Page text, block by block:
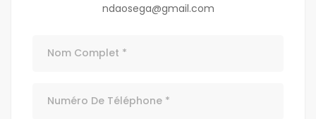
ndaosega@gmail.com